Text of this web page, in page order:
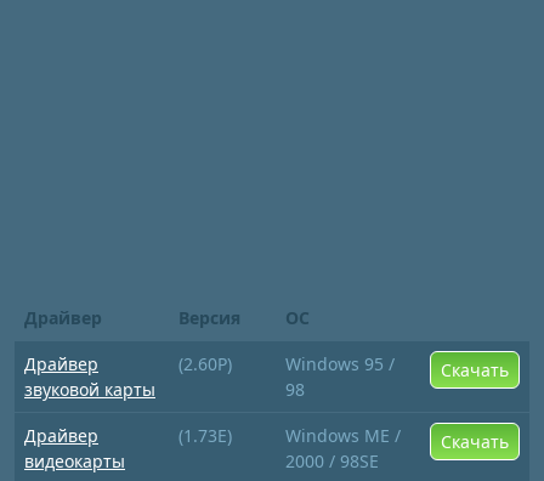
Драйвер Версия
ОС
Драйвер
звуковой карты
(2.60P)
Windows 95 /
98
Скачать
Драйвер
видеокарты
(1.73E)
Windows ME /
2000 / 98SE
Скачать